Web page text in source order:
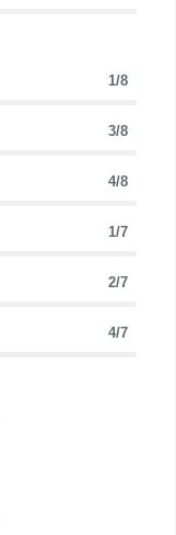
1/8
3/8
4/8
1/7
2/7
4/7